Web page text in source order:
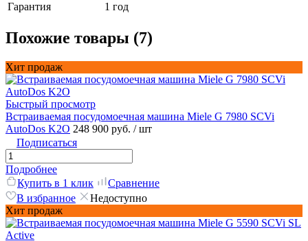
Гарантия
1 год
Похожие товары (7)
Хит продаж
Быстрый просмотр
Встраиваемая посудомоечная машина Miele G 7980 SCVi
AutoDos K2O 248 900 руб. / шт
Подписаться
Подробнее
Купить в 1 клик
Сравнение
В избранное
Недоступно
Хит продаж